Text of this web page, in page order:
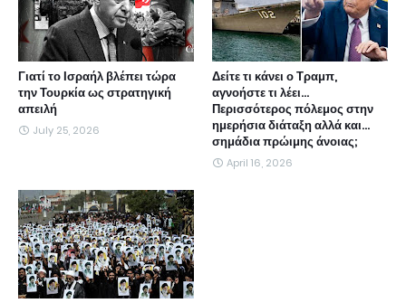
Γιατί το Ισραήλ βλέπει τώρα
την Τουρκία ως στρατηγική
απειλή
July 25, 2026
Δείτε τι κάνει ο Τραμπ,
αγνοήστε τι λέει...
Περισσότερος πόλεμος στην
ημερήσια διάταξη αλλά και...
σημάδια πρώιμης άνοιας;
April 16, 2026